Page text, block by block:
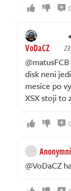
VoDaCZ
disk neni
mesice po
XSX stoji to
@VoDaCZ